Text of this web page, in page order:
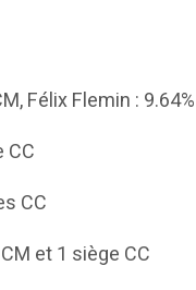
Félix Flemin :
CC
CC
et 1 siège CC